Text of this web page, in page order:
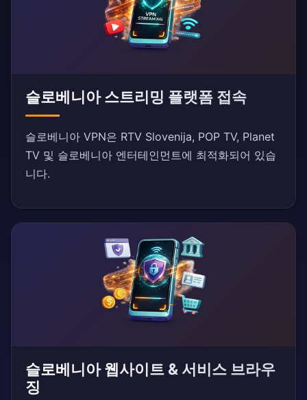
슬로베니아 스트리밍 플랫폼 접속
슬로베니아 VPN은 RTV Slovenija, POP TV, Planet
TV 및 슬로베니아 엔터테인먼트에 최적화되어 있습
니다.
슬로베니아 웹사이트 & 서비스 브라우
징